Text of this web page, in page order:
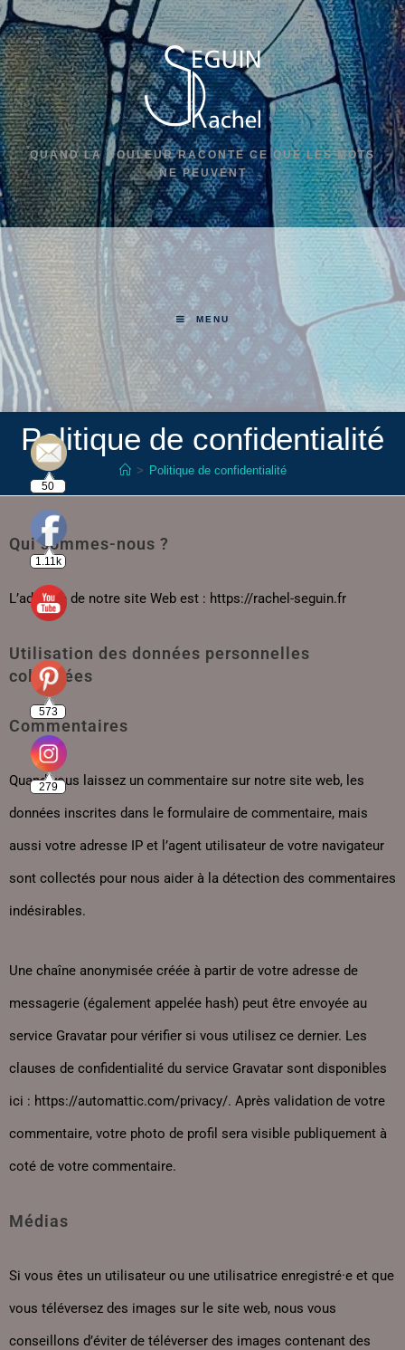
QUAND LA COULEUR RACONTE CE QUE LES MOTS
NE PEUVENT
MENU
Politique de confidentialité
> Politique de confidentialité
Qui sommes-nous ?
L’adresse de notre site Web est : https://rachel-seguin.fr
Utilisation des données personnelles
collectées
Commentaires
Quand vous laissez un commentaire sur notre site web, les
données inscrites dans le formulaire de commentaire, mais
aussi votre adresse IP et l’agent utilisateur de votre navigateur
sont collectés pour nous aider à la détection des commentaires
indésirables.
Une chaîne anonymisée créée à partir de votre adresse de
messagerie (également appelée hash) peut être envoyée au
service Gravatar pour vérifier si vous utilisez ce dernier. Les
clauses de confidentialité du service Gravatar sont disponibles
ici : https://automattic.com/privacy/. Après validation de votre
commentaire, votre photo de profil sera visible publiquement à
coté de votre commentaire.
Médias
Si vous êtes un utilisateur ou une utilisatrice enregistré·e et que
vous téléversez des images sur le site web, nous vous
conseillons d’éviter de téléverser des images contenant des
50
1.11k
573
279